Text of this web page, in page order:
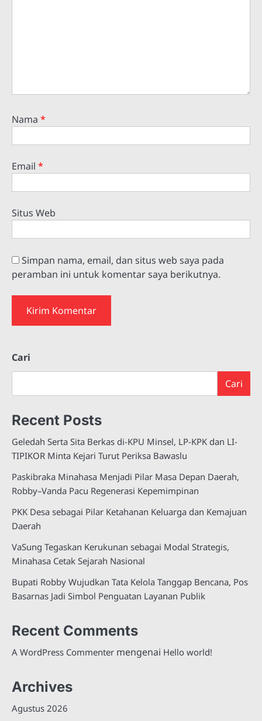
Nama *
Email *
Situs Web
Simpan nama, email, dan situs web saya pada
peramban ini untuk komentar saya berikutnya.
Cari
Cari
Recent Posts
Geledah Serta Sita Berkas di-KPU Minsel, LP-KPK dan LI-
TIPIKOR Minta Kejari Turut Periksa Bawaslu
Paskibraka Minahasa Menjadi Pilar Masa Depan Daerah,
Robby–Vanda Pacu Regenerasi Kepemimpinan
PKK Desa sebagai Pilar Ketahanan Keluarga dan Kemajuan
Daerah
VaSung Tegaskan Kerukunan sebagai Modal Strategis,
Minahasa Cetak Sejarah Nasional
Bupati Robby Wujudkan Tata Kelola Tanggap Bencana, Pos
Basarnas Jadi Simbol Penguatan Layanan Publik
Recent Comments
A WordPress Commenter mengenai Hello world!
Archives
Agustus 2026